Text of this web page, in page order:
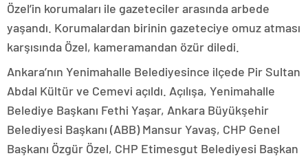
Özel’in korumaları ile gazeteciler arasında arbede
yaşandı. Korumalardan birinin gazeteciye omuz atması
karşısında Özel, kameramandan özür diledi.
Ankara’nın Yenimahalle Belediyesince ilçede Pir Sultan
Abdal Kültür ve Cemevi açıldı. Açılışa, Yenimahalle
Belediye Başkanı Fethi Yaşar, Ankara Büyükşehir
Belediyesi Başkanı (ABB) Mansur Yavaş, CHP Genel
Başkanı Özgür Özel, CHP Etimesgut Belediyesi Başkan